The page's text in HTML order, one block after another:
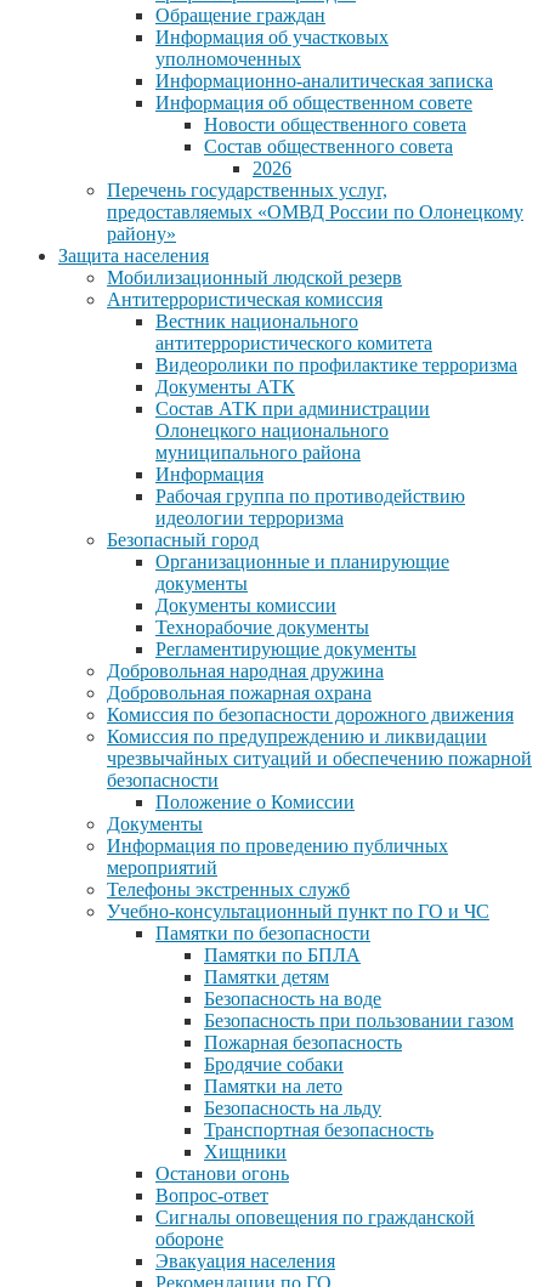
Обращение граждан
Информация об участковых
уполномоченных
Информационно-аналитическая записка
Информация об общественном совете
Новости общественного совета
Состав общественного совета
2026
Перечень государственных услуг,
предоставляемых «ОМВД России по Олонецкому
району»
Защита населения
Мобилизационный людской резерв
Антитеррористическая комиссия
Вестник национального
антитеррористического комитета
Видеоролики по профилактике терроризма
Документы АТК
Состав АТК при администрации
Олонецкого национального
муниципального района
Информация
Рабочая группа по противодействию
идеологии терроризма
Безопасный город
Организационные и планирующие
документы
Документы комиссии
Технорабочие документы
Регламентирующие документы
Добровольная народная дружина
Добровольная пожарная охрана
Комиссия по безопасности дорожного движения
Комиссия по предупреждению и ликвидации
чрезвычайных ситуаций и обеспечению пожарной
безопасности
Положение о Комиссии
Документы
Информация по проведению публичных
мероприятий
Телефоны экстренных служб
Учебно-консультационный пункт по ГО и ЧС
Памятки по безопасности
Памятки по БПЛА
Памятки детям
Безопасность на воде
Безопасность при пользовании газом
Пожарная безопасность
Бродячие собаки
Памятки на лето
Безопасность на льду
Транспортная безопасность
Хищники
Останови огонь
Вопрос-ответ
Сигналы оповещения по гражданской
обороне
Эвакуация населения
Рекомендации по ГО